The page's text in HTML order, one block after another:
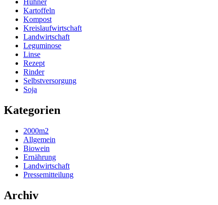
Kartoffeln
Kompost
Kreislaufwirtschaft
Landwirtschaft
Leguminose
Linse
Rezept
Rinder
Selbstversorgung
Soja
Kategorien
2000m2
Allgemein
Biowein
Ernährung
Landwirtschaft
Pressemitteilung
Archiv